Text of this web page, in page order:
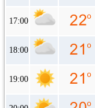
17:00
18:00
19:00